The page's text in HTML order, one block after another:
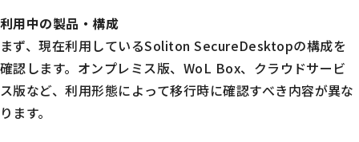
利用中の製品・構成
まず、現在利用しているSoliton SecureDesktopの構成を
確認します。オンプレミス版、WoL Box、クラウドサービ
ス版など、利用形態によって移行時に確認すべき内容が異な
ります。